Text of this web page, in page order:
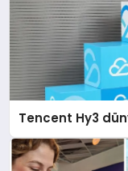
Tencent Hy3